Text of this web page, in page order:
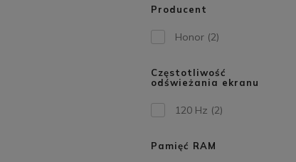
Producent
Honor (2)
Częstotliwość
odświeżania ekranu
120 Hz (2)
Pamięć RAM